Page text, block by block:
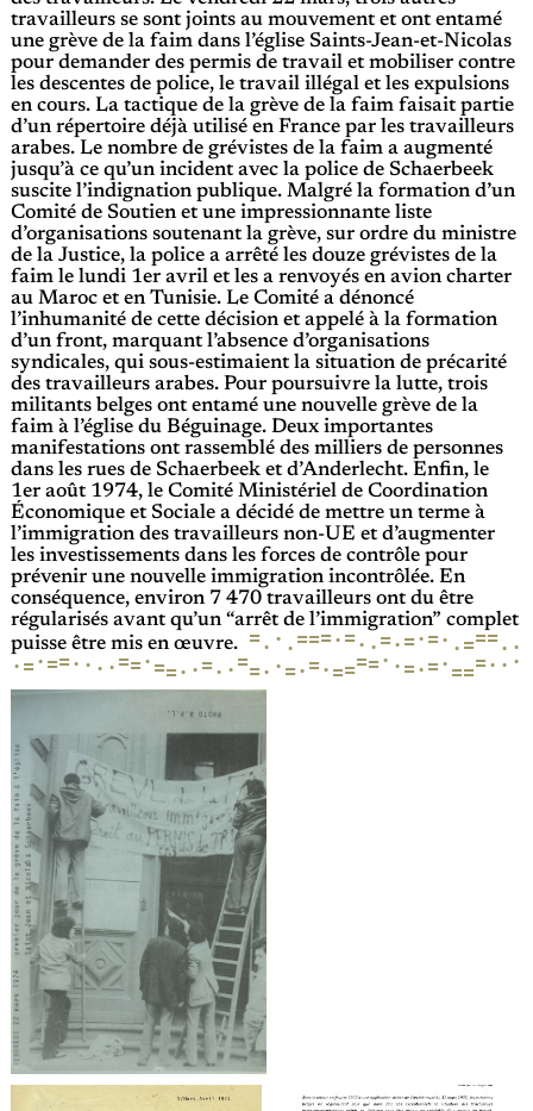
travailleurs se sont joints au mouvement et ont entamé
une grève de la faim dans l’église Saints-Jean-et-Nicolas
pour demander des permis de travail et mobiliser contre
les descentes de police, le travail illégal et les expulsions
en cours. La tactique de la grève de la faim faisait partie
d’un répertoire déjà utilisé en France par les travailleurs
arabes. Le nombre de grévistes de la faim a augmenté
jusqu’à ce qu’un incident avec la police de Schaerbeek
suscite l’indignation publique. Malgré la formation d’un
Comité de Soutien et une impressionnante liste
d’organisations soutenant la grève, sur ordre du ministre
de la Justice, la police a arrêté les douze grévistes de la
faim le lundi 1er avril et les a renvoyés en avion charter
au Maroc et en Tunisie. Le Comité a dénoncé
l’inhumanité de cette décision et appelé à la formation
d’un front, marquant l’absence d’organisations
syndicales, qui sous-estimaient la situation de précarité
des travailleurs arabes. Pour poursuivre la lutte, trois
militants belges ont entamé une nouvelle grève de la
faim à l’église du Béguinage. Deux importantes
manifestations ont rassemblé des milliers de personnes
dans les rues de Schaerbeek et d’Anderlecht. Enfin, le
1er août 1974, le Comité Ministériel de Coordination
Économique et Sociale a décidé de mettre un terme à
l’immigration des travailleurs non-UE et d’augmenter
les investissements dans les forces de contrôle pour
prévenir une nouvelle immigration incontrôlée. En
conséquence, environ 7 470 travailleurs ont du être
régularisés avant qu’un “arrêt de l’immigration” complet
puisse être mis en œuvre.
=· · ·===·=· ·=·=·=· ·===· ·
·=·==· · · ·==·==· ·=· ·==· ·=·=·====· ·=·=·===· · ·